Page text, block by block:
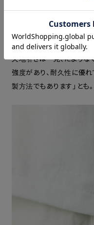
おまけに「バインダーネッ
います」と博康さん。「裾
天地引きは一見、たより
強度があり、耐久性に優
製方法でもあります」とも